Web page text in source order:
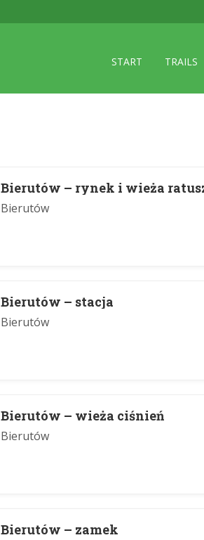
START TRAILS
Bierutów – rynek i wieża
Bierutów
Bierutów – stacja
Bierutów
Bierutów – wieża ciśnień
Bierutów
Bierutów – zamek